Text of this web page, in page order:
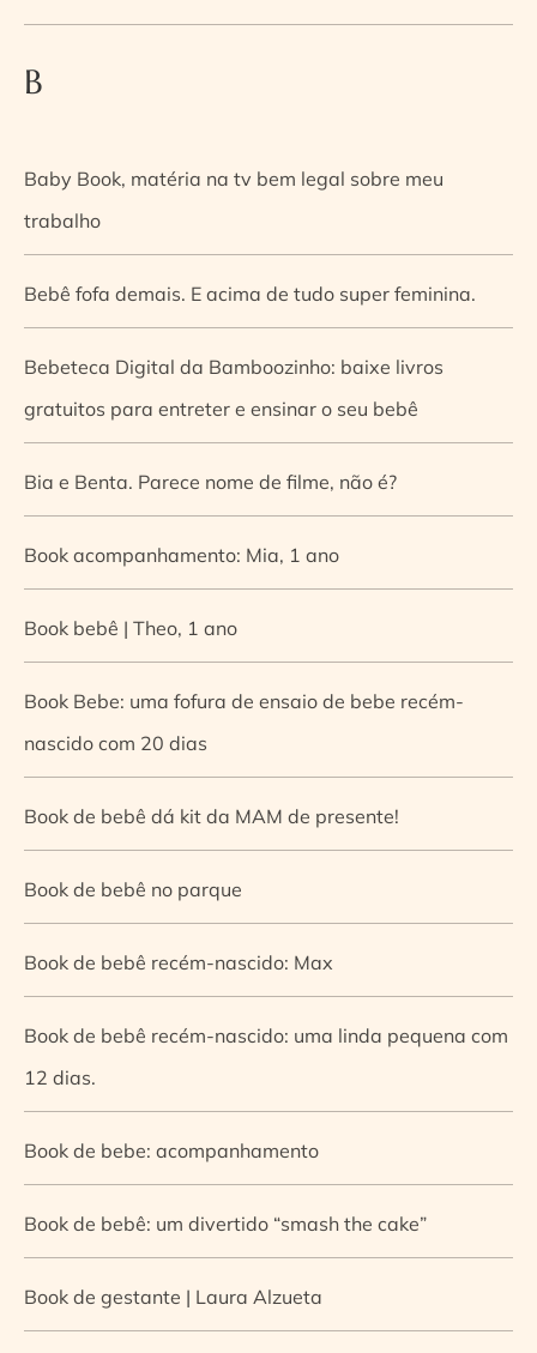
B
Baby Book, matéria na tv bem legal sobre meu
trabalho
Bebê fofa demais. E acima de tudo super feminina.
Bebeteca Digital da Bamboozinho: baixe livros
gratuitos para entreter e ensinar o seu bebê
Bia e Benta. Parece nome de filme, não é?
Book acompanhamento: Mia, 1 ano
Book bebê | Theo, 1 ano
Book Bebe: uma fofura de ensaio de bebe recém-
nascido com 20 dias
Book de bebê dá kit da MAM de presente!
Book de bebê no parque
Book de bebê recém-nascido: Max
Book de bebê recém-nascido: uma linda pequena com
12 dias.
Book de bebe: acompanhamento
Book de bebê: um divertido “smash the cake”
Book de gestante | Laura Alzueta